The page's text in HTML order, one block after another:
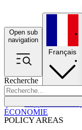
Open sub
navigation
Recherche
POLICY AREAS
Français
ÉCONOMIE